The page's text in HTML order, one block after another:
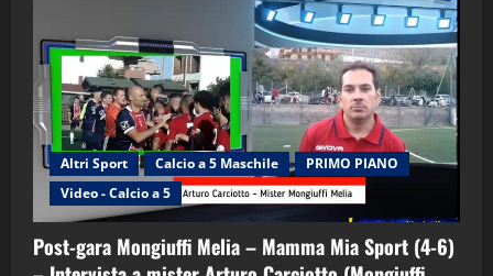
Altri Sport Calcio a 5 Maschile
PRIMO PIANO
Video - Calcio a 5
Post-gara Mongiuffi Melia – Mamma Mia Sport (4-6)